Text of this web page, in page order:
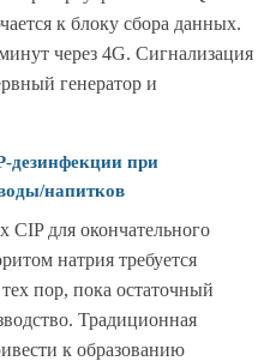
к блоку сбора данных.
через 4G. Сигнализация
генератор и
дезинфекции при
напитков
CIP для окончательного
натрия требуется
пор, пока остаточный
Традиционная
к образованию